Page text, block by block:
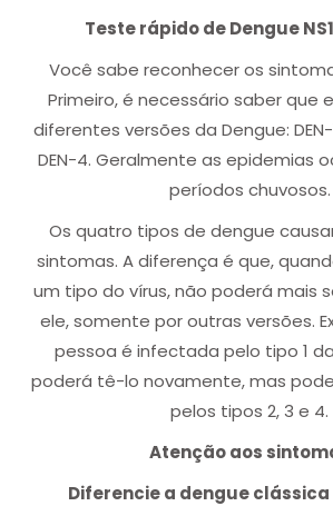
Teste rápido de Dengue
Você sabe reconhecer os
Primeiro, é necessário saber que
diferentes versões da Dengue: DEN-
DEN-4. Geralmente as epidemias
períodos chuvosos.
Os quatro tipos de dengue
sintomas. A diferença é que,
um tipo do vírus, não poderá mais
ele, somente por outras versões.
pessoa é infectada pelo tipo 1
poderá tê-lo novamente, mas
pelos tipos 2, 3 e 4.
Atenção aos
Diferencie a dengue